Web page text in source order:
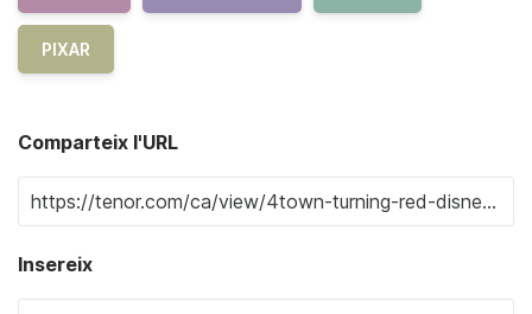
PIXAR
Comparteix l'URL
Insereix